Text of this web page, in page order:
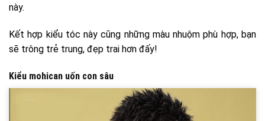
này.
Kết hợp kiểu tóc này cũng những màu nhuộm phù hợp, bạn
sẽ trông trẻ trung, đẹp trai hơn đấy!
Kiểu mohican uốn con sâu